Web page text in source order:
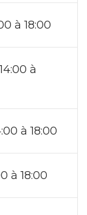
à 18:00
à
à 18:00
à 18:00